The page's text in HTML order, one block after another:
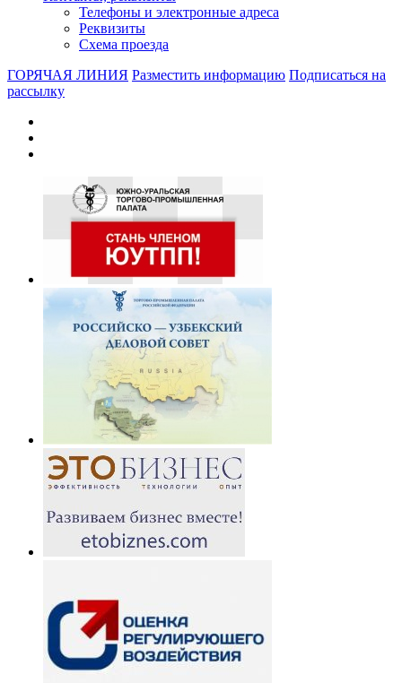
Телефоны и электронные адреса
Реквизиты
Схема проезда
ГОРЯЧАЯ ЛИНИЯ Разместить информацию Подписаться на
рассылку